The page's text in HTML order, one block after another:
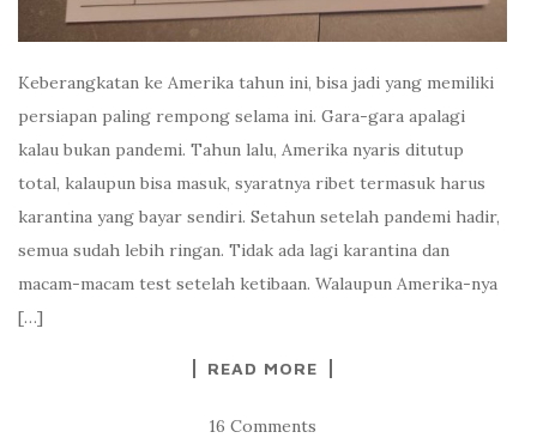
Keberangkatan ke Amerika tahun ini, bisa jadi yang memiliki
persiapan paling rempong selama ini. Gara-gara apalagi
kalau bukan pandemi. Tahun lalu, Amerika nyaris ditutup
total, kalaupun bisa masuk, syaratnya ribet termasuk harus
karantina yang bayar sendiri. Setahun setelah pandemi hadir,
semua sudah lebih ringan. Tidak ada lagi karantina dan
macam-macam test setelah ketibaan. Walaupun Amerika-nya
[…]
READ MORE
16 Comments